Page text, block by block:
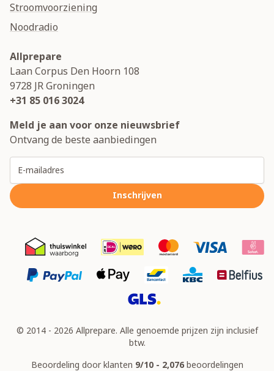
Stroomvoorziening
Noodradio
Allprepare
Laan Corpus Den Hoorn 108
9728 JRGroningen
+31 85 016 3024
Meld je aan voor onze nieuwsbrief
Ontvang de beste aanbiedingen
Inschrijven
© 2014 - 2026 Allprepare. Alle genoemde prijzen zijn inclusief
btw.
Beoordeling door klanten 9/10 - 2,076beoordelingen